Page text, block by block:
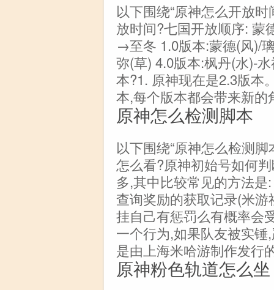
以下围绕“原神怎么开放
放时间?七国开放顺序:
→至冬 1.0版本:蒙德(风)/
弥(草) 4.0版本:枫丹(水)-
本?1. 原神现在是2.3版本
本,每个版本都会带来新的
原神怎么检测脚本
以下围绕“原神怎么检测
怎么看?原神初始号如何
多,其中比较常见的方法
查询奖励的获取记录(米
挂自己有惩罚么有概率会
一个行为,如果队友被实
是由上海米哈游制作发行
原神粉色轨道怎么坐